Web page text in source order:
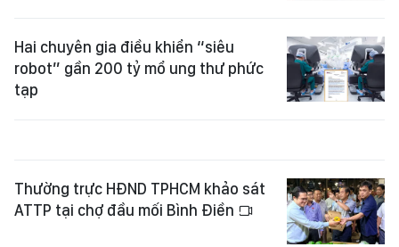
Hai chuyên gia điều khiển “siêu
robot” gần 200 tỷ mổ ung thư phức
tạp
Thường trực HĐND TPHCM khảo sát
ATTP tại chợ đầu mối Bình Điền